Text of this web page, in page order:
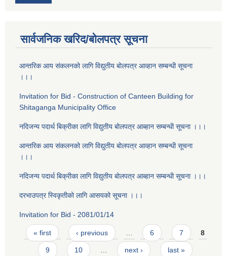
सार्वजनिक खरिद/बोलपत्र सूचना
आन्तरिक आय संकलनको लागि विद्युतीय बोलपत्र आव्हान सम्बन्धी सूचना
।।।
Invitation for Bid - Construction of Canteen Building for
Shitaganga Municipality Office
नदिजन्य पदार्थ बिक्रीका लागि विद्युतीय बोलपत्र आब्हान सम्बन्धी सूचना ।।।
आन्तरिक आय संकलनको लागि विद्युतीय बोलपत्र आव्हान सम्बन्धी सूचना
।।।
नदिजन्य पदार्थ बिक्रीका लागि विद्युतीय बोलपत्र आब्हान सम्बन्धी सूचना ।।।
दरभाउपत्र स्विकृतीको लागि आसयको सूचना ।।।
Invitation for Bid - 2081/01/14
Pages
« first ‹ previous … 6 7 8
9 10 … next › last »